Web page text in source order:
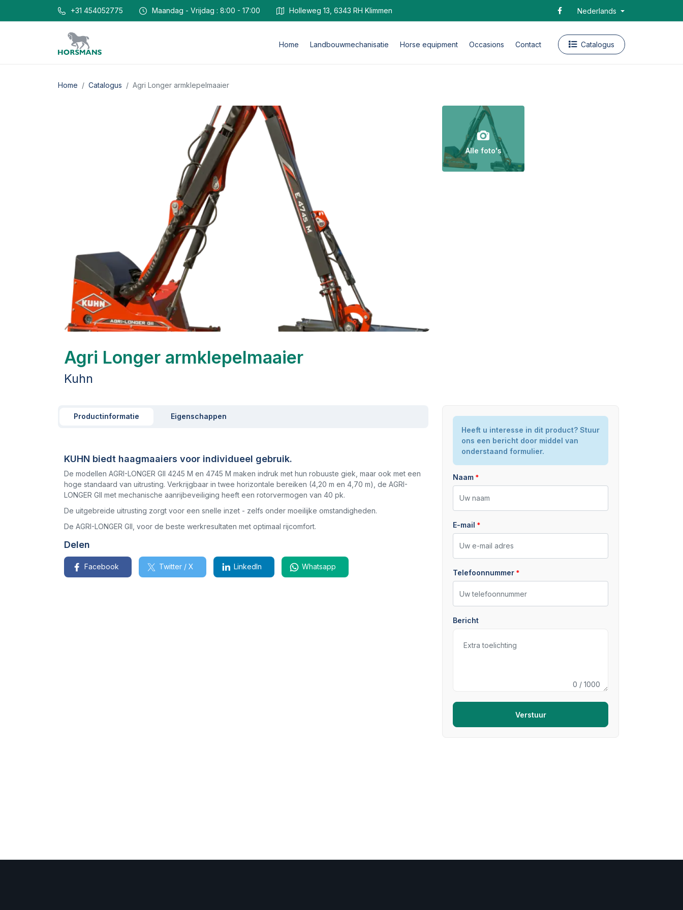
+31 454052775 Maandag - Vrijdag : 8:00 - 17:00 Holleweg 13, 6343 RH Klimmen Nederlands
Home Landbouwmechanisatie Horse equipment Occasions Contact Catalogus
Home Catalogus Agri Longer armklepelmaaier
Alle foto's
Agri Longer armklepelmaaier
Kuhn
Productinformatie Eigenschappen
KUHN biedt haagmaaiers voor individueel gebruik.
De modellen AGRI-LONGER GII 4245 M en 4745 M maken indruk met hun robuuste giek, maar ook met een
hoge standaard van uitrusting. Verkrijgbaar in twee horizontale bereiken (4,20 m en 4,70 m), de AGRI-
LONGER GII met mechanische aanrijbeveiliging heeft een rotorvermogen van 40 pk.
De uitgebreide uitrusting zorgt voor een snelle inzet - zelfs onder moeilijke omstandigheden.
De AGRI-LONGER GII, voor de beste werkresultaten met optimaal rijcomfort.
Delen
Facebook Twitter / X LinkedIn Whatsapp
Heeft u interesse in dit product? Stuur
ons een bericht door middel van
onderstaand formulier.
Naam
E-mail
Telefoonnummer
Bericht
0 / 1000
Verstuur